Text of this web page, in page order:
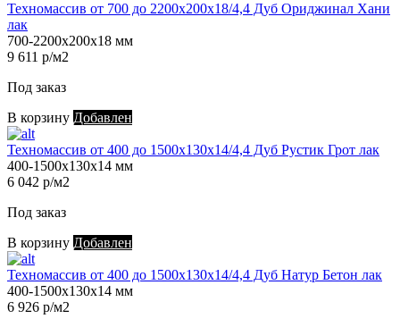
Техномассив от 700 до 2200х200х18/4,4 Дуб Ориджинал Хани
лак
700-2200х200х18 мм
9 611 р/м2
Под заказ
В корзину Добавлен
Техномассив от 400 до 1500х130х14/4,4 Дуб Рустик Грот лак
400-1500х130х14 мм
6 042 р/м2
Под заказ
В корзину Добавлен
Техномассив от 400 до 1500х130х14/4,4 Дуб Натур Бетон лак
400-1500х130х14 мм
6 926 р/м2